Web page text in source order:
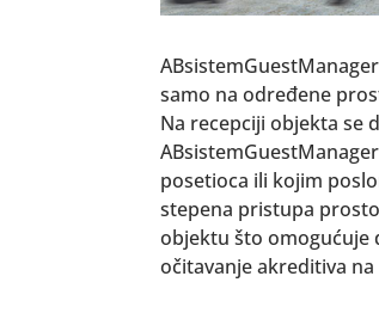
samo na određene
Na recepciji objekta se
posetioca ili kojim
stepena pristupa
objektu što omogućuje
očitavanje akreditiva